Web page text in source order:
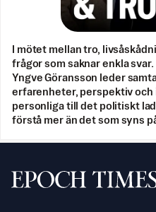
I mötet mellan tro,
frågor som saknar enkla
Yngve Göransson leder
erfarenheter, perspektiv och
personliga till det politiskt
förstå mer än det som syns
Svenska Epoch Times